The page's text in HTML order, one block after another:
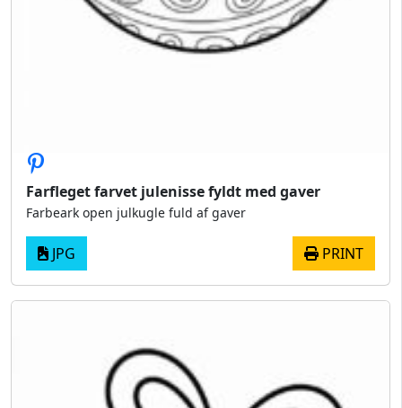
Farfleget farvet julenisse fyldt med gaver
Farbeark open julkugle fuld af gaver
JPG PRINT